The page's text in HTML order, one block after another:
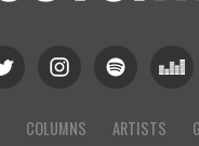
COLUMNS ARTISTS